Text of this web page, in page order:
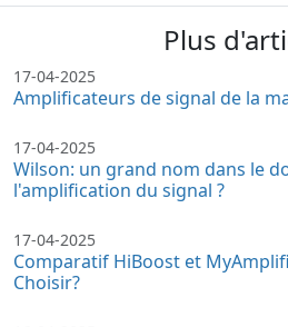
Plus
17-04-2025
Amplificateurs de signal de la
17-04-2025
Wilson: un grand nom dans le
l'amplification du signal ?
17-04-2025
Comparatif HiBoost et
Choisir?